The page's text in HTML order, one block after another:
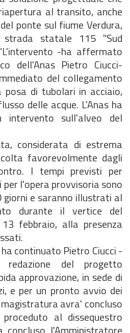
al transito, anche
ponte sul fiume Verdura,
statale 115 "Sud
-ha affermato
dell'Anas Pietro Ciucci-
del collegamento
di tubolari in acciaio,
delle acque. L'Anas ha
intervento sull'alveo del
considerata di estrema
favorevolmente dagli
I tempi previsti per
per l'opera provvisoria sono
e saranno illustrati al
durante il vertice del
febbraio, alla presenza
continuato Pietro Ciucci -
del progetto
approvazione, in sede di
e per un pronto avvio dei
avra' concluso
al dissequestro